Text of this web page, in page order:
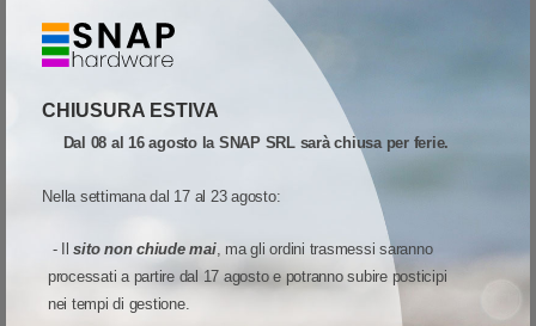
CHIUSURA ESTIVA
Dal 08 al 16 agosto la SNAP SRL sarà chiusa per ferie.
Nella settimana dal 17 al 23 agosto:
- Ilsito non chiude mai, ma gli ordini trasmessi saranno
processati a partire dal 17 agosto e potranno subire posticipi
nei tempi di gestione.
Potete personalizzare la ZT400 con una gamma di opzioni di gestione
supporti installabili sul campo in pochi minuti. Due slot per supporti
aperti aggiungono ulteriori opzioni di comunicazione. Inoltre, le solide
capacità di elaborazione e una memoria potenziata permettono di
supportare aggiornamenti del firmware e di integrare nuovi strumenti di
Configurate nel modo che vi serve grazie alle
molteplici opzionidi connettività disponibili
La ZT400 possiede le opzioni Ethernet, seriale, USB, USB host doppio